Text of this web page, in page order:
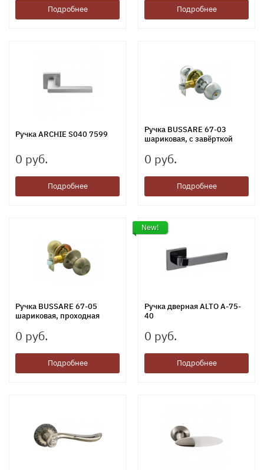
Подробнее Подробнее
Ручка ARCHIE S040 7599
0 руб.
Подробнее
Ручка BUSSARE 67-03
шариковая, с завёрткой
0 руб.
Подробнее
Ручка BUSSARE 67-05
шариковая, проходная
0 руб.
Подробнее
New!
Ручка дверная ALTO A-75-
40
0 руб.
Подробнее